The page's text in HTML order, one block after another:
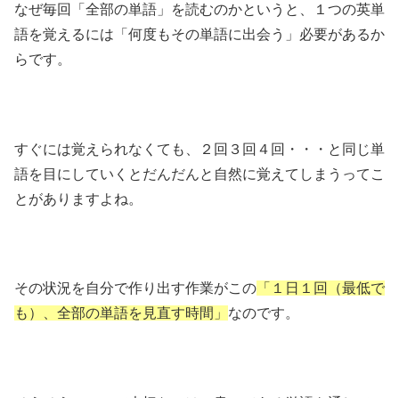
なぜ毎回「全部の単語」を読むのかというと、１つの英単
語を覚えるには「何度もその単語に出会う」必要があるか
らです。
すぐには覚えられなくても、２回３回４回・・・と同じ単
語を目にしていくとだんだんと自然に覚えてしまうってこ
とがありますよね。
その状況を自分で作り出す作業がこの 「１日１回（最低で
も）、全部の単語を見直す時間」 なのです。